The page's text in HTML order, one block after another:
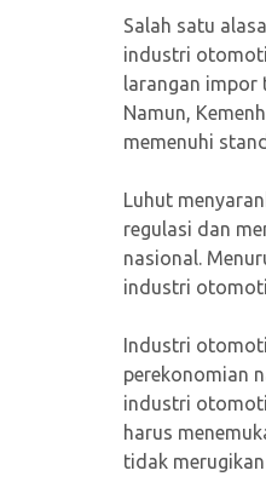
Salah satu
industri
larangan impor
Namun,
memenuhi
Luhut
regulasi dan
nasional.
industri
Industri
perekonomian
industri
harus
tidak